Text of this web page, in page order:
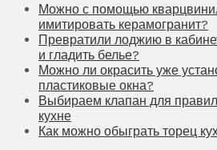
Можно с помощью
имитировать керамогранит?
Превратили лоджию в
и гладить белье?
Можно ли окрасить уже
пластиковые окна?
Выбираем клапан для
кухне
Как можно обыграть торец